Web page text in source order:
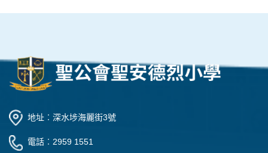
地址︰深水埗海麗街3號
電話︰2959 1551